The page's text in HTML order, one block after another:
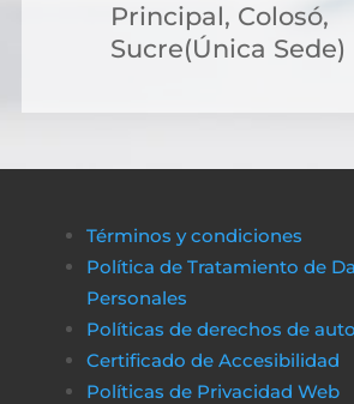
Principal, Colosó,
Sucre(Única Sede)
Términos y condiciones
Política de Tratamiento de
Personales
Políticas de derechos de
Certificado de Accesibilidad
Políticas de Privacidad Web